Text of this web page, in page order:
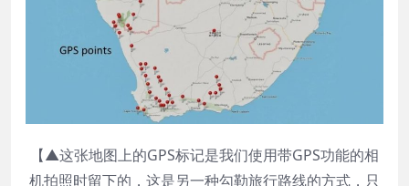
【▲这张地图上的GPS标记是我们使用带GPS功能的相
机拍照时留下的，这是另一种勾勒旅行路线的方式，只